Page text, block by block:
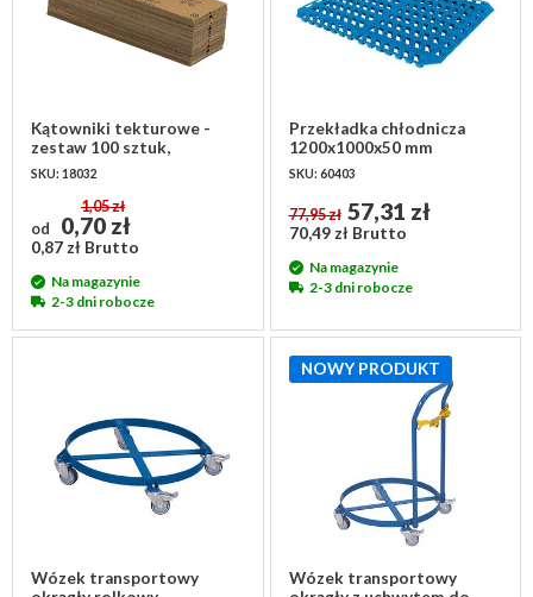
Kątowniki tekturowe -
zestaw 100 sztuk,
60x60x420 mm
SKU: 18032
od
1,05 zł
0,70 zł
0,87 zł Brutto
Na magazynie
2-3 dni robocze
Przekładka chłodnicza
1200x1000x50 mm
SKU: 60403
77,95 zł 57,31 zł
70,49 zł Brutto
Na magazynie
2-3 dni robocze
Wózek transportowy
NOWY PRODUKT
Wózek transportowy